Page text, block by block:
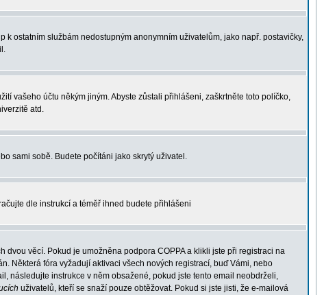
ostatním službám nedostupným anonymním uživatelům, jako např. postavičky,
vašeho účtu někým jiným. Abyste zůstali přihlášeni, zaškrtněte toto políčko,
atd.
sami sobě. Budete počítáni jako skrytý uživatel.
dle instrukcí a téměř ihned budete přihlášeni
věcí. Pokud je umožněna podpora COPPA a klikli jste při registraci na
Některá fóra vyžadují aktivaci všech nových registrací, buď Vámi, nebo
následujte instrukce v něm obsažené, pokud jste tento email neobdrželi,
uživatelů, kteří se snaží pouze obtěžovat. Pokud si jste jisti, že e-mailová